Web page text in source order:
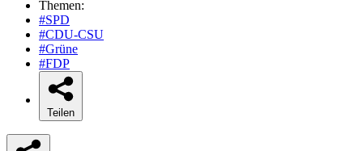
Themen:
#SPD
#CDU-CSU
#Grüne
#FDP
Teilen